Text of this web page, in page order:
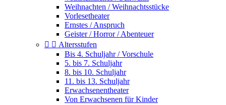
Weihnachten / Weihnachtsstücke
Vorlesetheater
Ernstes / Anspruch
Geister / Horror / Abenteuer
  Altersstufen
Bis 4. Schuljahr / Vorschule
5. bis 7. Schuljahr
8. bis 10. Schuljahr
11. bis 13. Schuljahr
Erwachsenentheater
Von Erwachsenen für Kinder